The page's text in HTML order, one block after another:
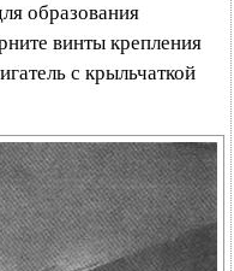
образования
винты крепления
с крыльчаткой